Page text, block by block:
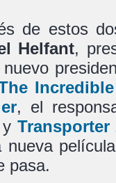
de estos
Helfant,
, el
Transporter
nueva
pasa.